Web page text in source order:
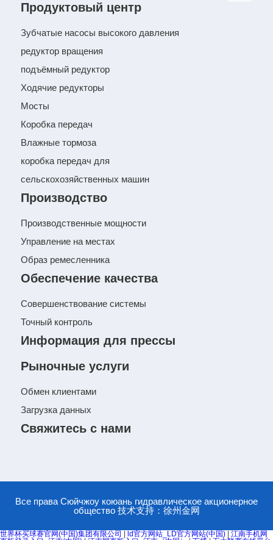
Продуктовый центр
Зубчатые насосы высокого давления
редуктор вращения
подъёмный редуктор
Ходячие редукторы
Мосты
Коробка передач
Влажные тормоза
коробка передач для
сельскохозяйственных машин
Производство
Производственные мощности
Управление на местах
Образ ремесленника
Обеспечение качества
Совершенствование системы
Точный контроль
Информация для прессы
Рыночные услуги
Обмен клиентами
Загрузка данных
Свяжитесь с нами
Все права Сюйчжоу коюань гидравлическое акционерное
общество 技术支持： 徐州金网
世界杯买球赛官网(中国)集团有限公司 ld官方网站_LD官方网站(中国)
江南手机网